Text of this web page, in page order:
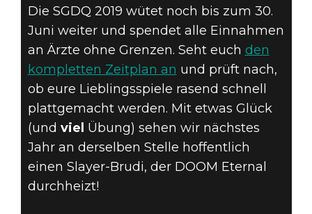
Die SGDQ 2019 wütet noch bis zum 30.
Juni weiter und spendet alle Einnahmen
an Ärzte ohne Grenzen. Seht euch den
kompletten Zeitplan an und prüft nach,
ob eure Lieblingsspiele rasend schnell
plattgemacht werden. Mit etwas Glück
(und viel Übung) sehen wir nächstes
Jahr an derselben Stelle hoffentlich
einen Slayer-Brudi, der DOOM Eternal
durchheizt!